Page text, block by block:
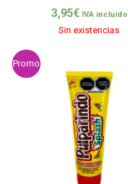
3,95€ IVA incluido
Sin existencias
Promo